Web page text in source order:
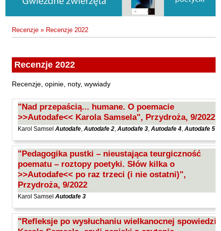
Fajfer Zenon
Filipowski Michał
Fluks Piotr
Franczak Jerzy
Gleń Adrian
Gondek Katarzyna
Grodecki Andrzej
Gryko Krzysztof
Guillevic
Gwiazda-Elmerych Małgorzata
Helbig Brygida
Hoffmann Krzysztof
Zbigniew KosiorowskiNawrót
Artur Daniel LiskowackiZimno
Grażyna ObrąpalskaPoprawki
Jakub Michał PawłowskiAgrestowe sny
Uta Przyboś
Gustaw RajmusKrólestwa
Rafał SienkiewiczSmutny bóg
Karol SamselAutodafe 8
Karol SamselCairo Declaration
Andrzej WojciechowskiNędza do całowania
Recenzje» Recenzje 2022
Recenzje 2022
Recenzje, opinie, noty, wywiady
"Nad przepaścią... humane. O poemacie
>>Autodafe<< Karola Samsela", Przydroża, 9/2022
Karol Samsel Autodafe, Autodafe 2, Autodafe 3, Autodafe 4, Autodafe 5
"Pedagogika pustki – nieustająca teurgiczność
poematu – roztopy poetyki. Słów kilka o
>>Autodafe<< po raz trzeci (i nie ostatni)",
Przydroża, 9/2022
Karol Samsel Autodafe 3
"Refleksje po wysłuchaniu wielkanocnej spowiedzi